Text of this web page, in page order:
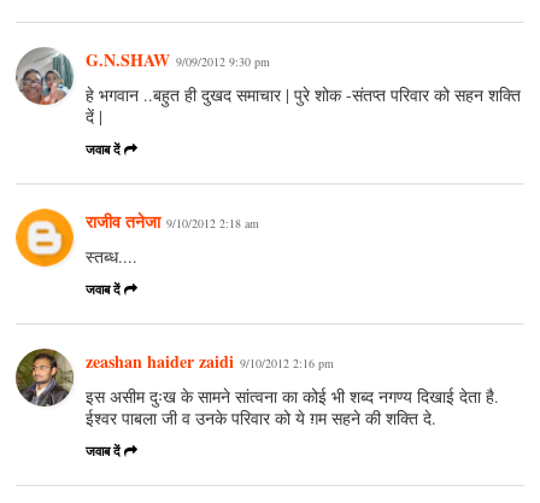
G.N.SHAW 9/09/2012 9:30 pm
हे भगवान ..बहुत ही दुखद समाचार | पुरे शोक -संतप्त परिवार को सहन शक्ति
दें |
जवाब दें
राजीव तनेजा 9/10/2012 2:18 am
स्तब्ध....
जवाब दें
zeashan haider zaidi 9/10/2012 2:16 pm
इस असीम दुःख के सामने सांत्वना का कोई भी शब्द नगण्य दिखाई देता है.
ईश्वर पाबला जी व उनके परिवार को ये ग़म सहने की शक्ति दे.
जवाब दें